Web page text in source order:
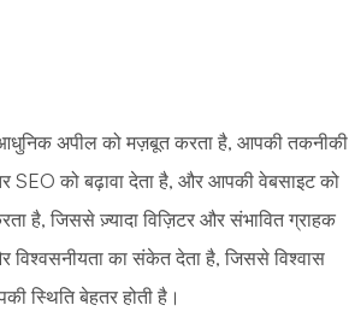
अपील को मज़बूत करता है, आपकी तकनीकी
SEO को बढ़ावा देता है, और आपकी वेबसाइट को
है, जिससे ज़्यादा विज़िटर और संभावित ग्राहक
विश्वसनीयता का संकेत देता है, जिससे विश्वास
स्थिति बेहतर होती है।